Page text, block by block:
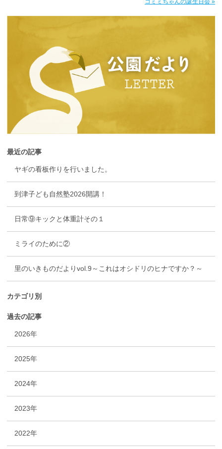
コミミちゃんの誕生日会 »
最近の記事
ヤギの看板作りを行いました。
到津子ども自然塾2026開講！
日常⑨キックと体重計その１
ミライのために②
里のいきものだよりvol.9～これはオシドリのヒナですか？～
カテゴリ別
過去の記事
2026年
2025年
2024年
2023年
2022年